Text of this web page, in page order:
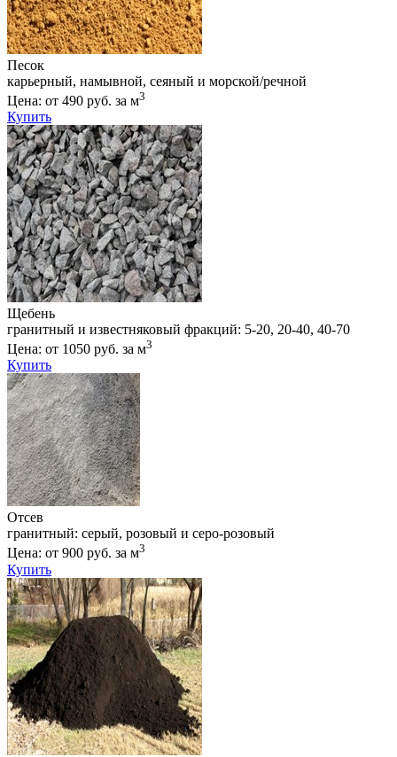
Песок
карьерный, намывной, сеяный и морской/речной
Цена: от 490 руб. за м3
Купить
Щебень
гранитный и известняковый фракций: 5-20, 20-40, 40-70
Цена: от 1050 руб. за м3
Купить
Отсев
гранитный: серый, розовый и серо-розовый
Цена: от 900 руб. за м3
Купить